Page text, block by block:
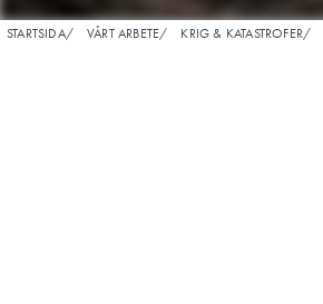
STARTSIDA/ VÅRT ARBETE/ KRIG & KATASTROFER/